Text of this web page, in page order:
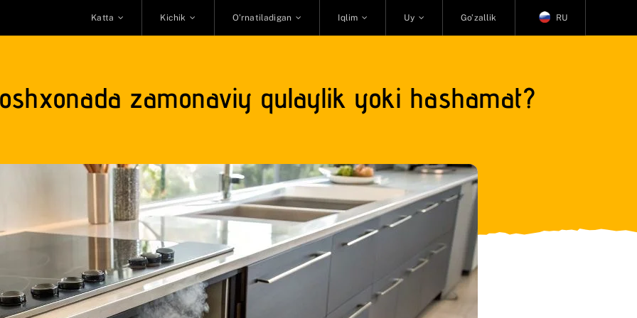
Katta Kichik O’rnatiladigan Iqlim Uy Go’zallik RU
zamonaviy qulaylik yoki hashamat?